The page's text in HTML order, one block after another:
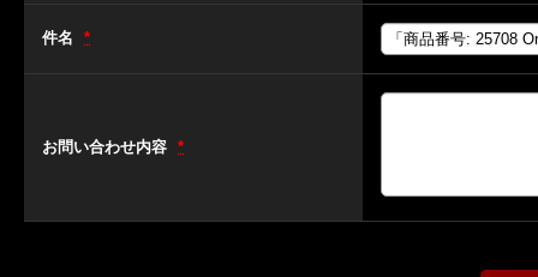
件名 *
お問い合わせ内容 *